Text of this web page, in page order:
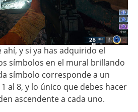
ahí, y si ya has adquirido el
símbolos en el mural brillando
símbolo corresponde a un
al 8, y lo único que debes hacer
ascendente a cada uno.